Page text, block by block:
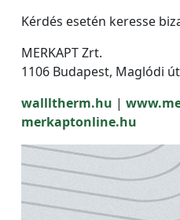
Kérdés esetén keresse
MERKAPT Zrt.
1106 Budapest, Maglódi
wallltherm.hu |
merkaptonline.hu